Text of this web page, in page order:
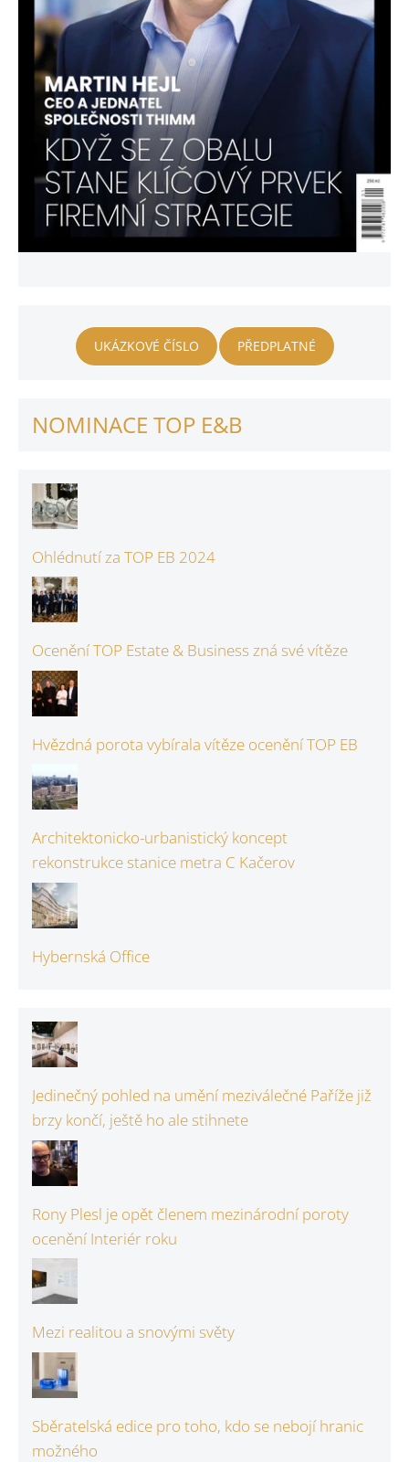
UKÁZKOVÉ ČÍSLO PŘEDPLATNÉ
NOMINACE TOP E&B
Ohlédnutí za TOP EB 2024
Ocenění TOP Estate & Business zná své vítěze
Hvězdná porota vybírala vítěze ocenění TOP EB
Architektonicko-urbanistický koncept
rekonstrukce stanice metra C Kačerov
Hybernská Office
Jedinečný pohled na umění meziválečné Paříže již
brzy končí, ještě ho ale stihnete
Rony Plesl je opět členem mezinárodní poroty
ocenění Interiér roku
Mezi realitou a snovými světy
Sběratelská edice pro toho, kdo se nebojí hranic
možného